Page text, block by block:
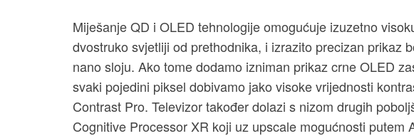
Miješanje QD i OLED tehnologije omogućuje izuzetno
dvostruko svjetliji od prethodnika, i izrazito precizan prikaz
nano sloju. Ako tome dodamo izniman prikaz crne OLED
svaki pojedini piksel dobivamo jako visoke vrijednosti
Contrast Pro. Televizor također dolazi s nizom drugih
Cognitive Processor XR koji uz upscale mogućnosti putem